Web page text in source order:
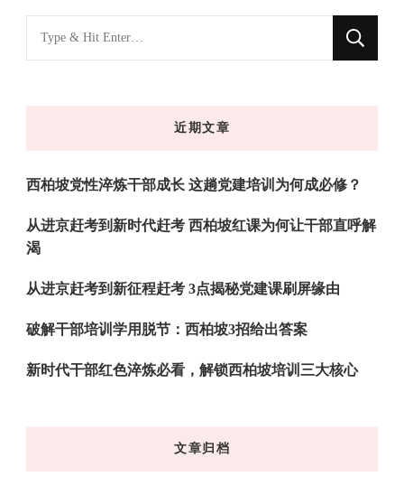
什
近期文章
西柏坡党性淬炼干部成长 这趟党建培训为何成必修？
从进京赶考到新时代赶考 西柏坡红课为何让干部直呼解
渴
从进京赶考到新征程赶考 3点揭秘党建课刷屏缘由
破解干部培训学用脱节：西柏坡3招给出答案
新时代干部红色淬炼必看，解锁西柏坡培训三大核心
文章归档